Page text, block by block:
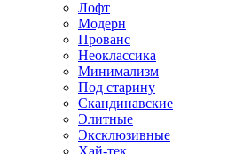
Лофт
Модерн
Прованс
Неоклассика
Минимализм
Под старину
Скандинавские
Элитные
Эксклюзивные
Хай-тек